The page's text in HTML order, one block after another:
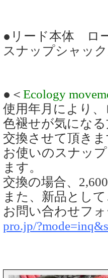
●リード本体 ロ
スナップシャッ
●＜ Ecology
使用年月により
色褪せが気にな
交換させて頂き
お使いのスナッ
ます。
交換の場合、
また、新品とし
お問い合わせフ
pro.jp/